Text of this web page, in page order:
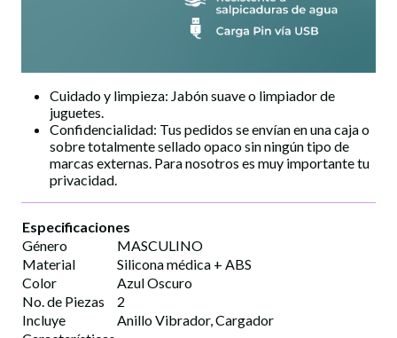
Cuidado y limpieza: Jabón suave o limpiador de
juguetes.
Confidencialidad: Tus pedidos se envían en una caja o
sobre totalmente sellado opaco sin ningún tipo de
marcas externas. Para nosotros es muy importante tu
privacidad.
Especificaciones
Género
MASCULINO
Material
Silicona médica + ABS
Color
Azul Oscuro
No. de Piezas
2
Incluye
Anillo Vibrador, Cargador